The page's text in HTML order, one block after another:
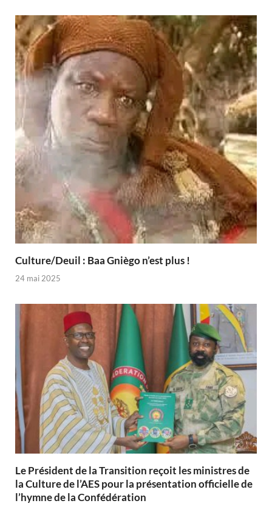
Culture/Deuil : Baa Gniègo n’est plus !
24 mai 2025
Le Président de la Transition reçoit les ministres de
la Culture de l’AES pour la présentation officielle de
l’hymne de la Confédération